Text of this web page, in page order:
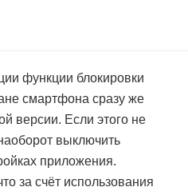
функции блокировки
смартфона сразу же
версии. Если этого не
выключить
приложения.
за счёт использования